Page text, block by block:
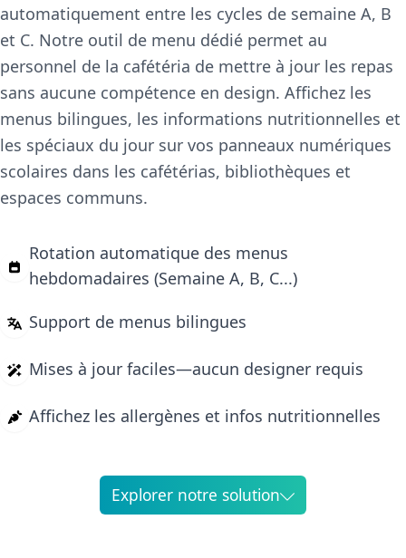
automatiquement entre les cycles de semaine A, B
et C. Notre outil de menu dédié permet au
personnel de la cafétéria de mettre à jour les repas
sans aucune compétence en design. Affichez les
menus bilingues, les informations nutritionnelles et
les spéciaux du jour sur vos panneaux numériques
scolaires dans les cafétérias, bibliothèques et
espaces communs.
Rotation automatique des menus
hebdomadaires (Semaine A, B, C...)
Support de menus bilingues
Mises à jour faciles—aucun designer requis
Affichez les allergènes et infos nutritionnelles
Explorer notre solution